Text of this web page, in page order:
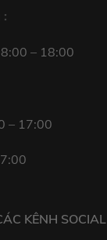
:
– 18:00
– 17:00
KÊNH SOCIAL